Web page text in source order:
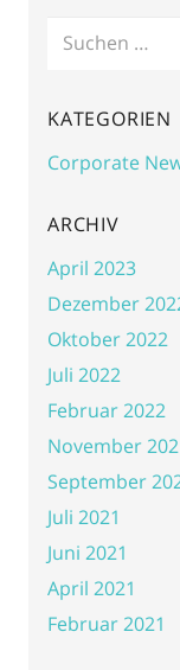
Suchen
KATEGORIEN
Corporate
ARCHIV
April 2023
Dezember
Oktober 2022
Juli 2022
Februar 2022
November
September
Juli 2021
Juni 2021
April 2021
Februar 2021